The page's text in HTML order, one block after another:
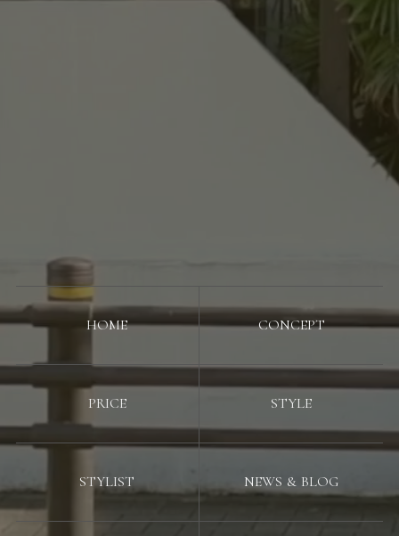
HOME CONCEPT
PRICE STYLE
STYLIST NEWS & BLOG